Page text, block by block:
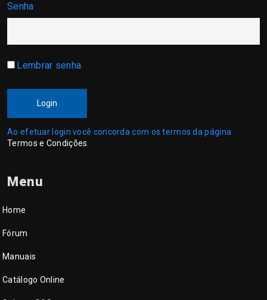
Senha
Lembrar senha
Login
Ao efetuar login você concorda com os termos da página
Termos e Condições
Menu
Home
Fórum
Manuais
Catálogo Online